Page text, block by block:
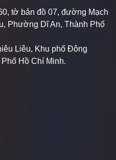
tờ bản đồ 07, đường Mạch
Phường Dĩ An, Thành Phố
Liêu, Khu phố Đông
Hồ Chí Minh.